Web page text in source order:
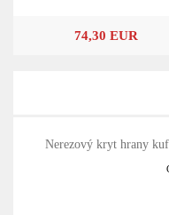
74,30 EUR
Nerezový kryt hrany